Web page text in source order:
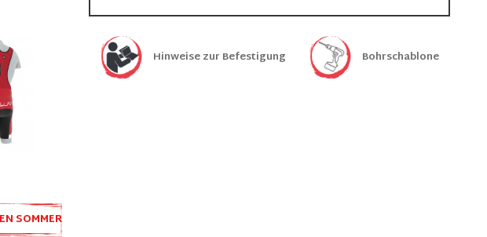
Hinweise zur Befestigung Bohrschablone
SOMMER